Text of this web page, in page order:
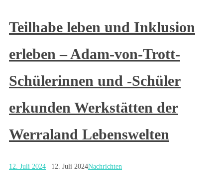
Teilhabe leben und Inklusion
erleben – Adam-von-Trott-
Schülerinnen und -Schüler
erkunden Werkstätten der
Werraland Lebenswelten
12. Juli 2024 12. Juli 2024Nachrichten